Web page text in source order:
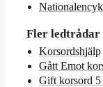
Fler ledtrådar
Korsordshjälp
Gått Emot
Gift korsord 5